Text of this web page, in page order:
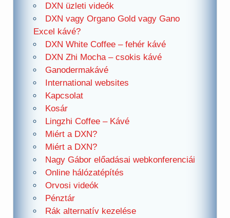
DXN üzleti videók
DXN vagy Organo Gold vagy Gano
Excel kávé?
DXN White Coffee – fehér kávé
DXN Zhi Mocha – csokis kávé
Ganodermakávé
International websites
Kapcsolat
Kosár
Lingzhi Coffee – Kávé
Miért a DXN?
Miért a DXN?
Nagy Gábor előadásai webkonferenciái
Online hálózatépítés
Orvosi videók
Pénztár
Rák alternatív kezelése